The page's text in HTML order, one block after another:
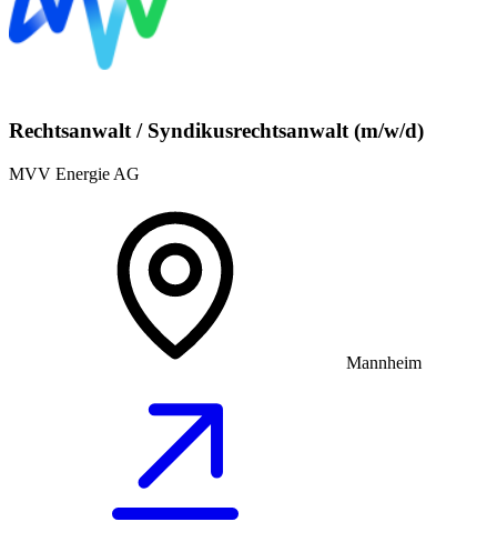
Rechtsanwalt / Syndikusrechtsanwalt (m/w/d)
MVV Energie AG
Mannheim